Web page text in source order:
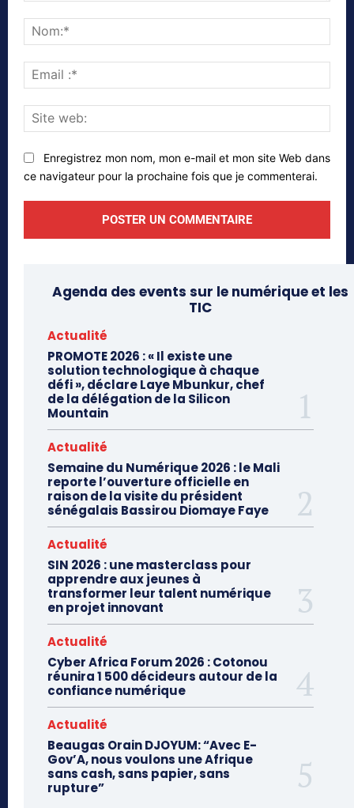
:*
web:
Enregistrez mon nom, mon e-mail et mon site Web dans
ce navigateur pour la prochaine fois que je commenterai.
Agenda des events sur le numérique et les
TIC
Actualité
PROMOTE 2026 : « Il existe une
solution technologique à chaque
défi », déclare Laye Mbunkur, chef
de la délégation de la Silicon
Mountain
Actualité
Semaine du Numérique 2026 : le Mali
reporte l’ouverture officielle en
raison de la visite du président
sénégalais Bassirou Diomaye Faye
Actualité
SIN 2026 : une masterclass pour
apprendre aux jeunes à
transformer leur talent numérique
en projet innovant
Actualité
Cyber Africa Forum 2026 : Cotonou
réunira 1 500 décideurs autour de la
confiance numérique
Actualité
Beaugas Orain DJOYUM: “Avec E-
Gov’A, nous voulons une Afrique
sans cash, sans papier, sans
rupture”